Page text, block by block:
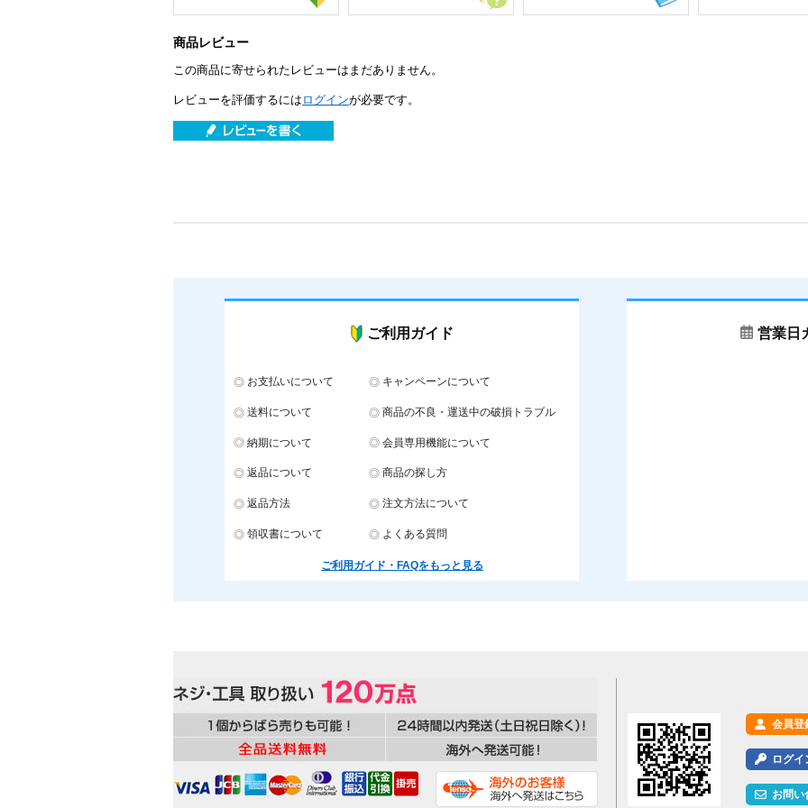
商品レビュー
この商品に寄せられたレビューはまだありません。
レビューを評価するには ログインが必要です。
ご利用ガイド
お支払いについて キャンペーンについて
送料について 商品の不良・運送中の破損トラブル
納期について 会員専用機能について
返品について 商品の探し方
返品方法 注文方法について
領収書について よくある質問
ご利用ガイド・FAQをもっと見る
営業日
会員登
ログイ
お問い